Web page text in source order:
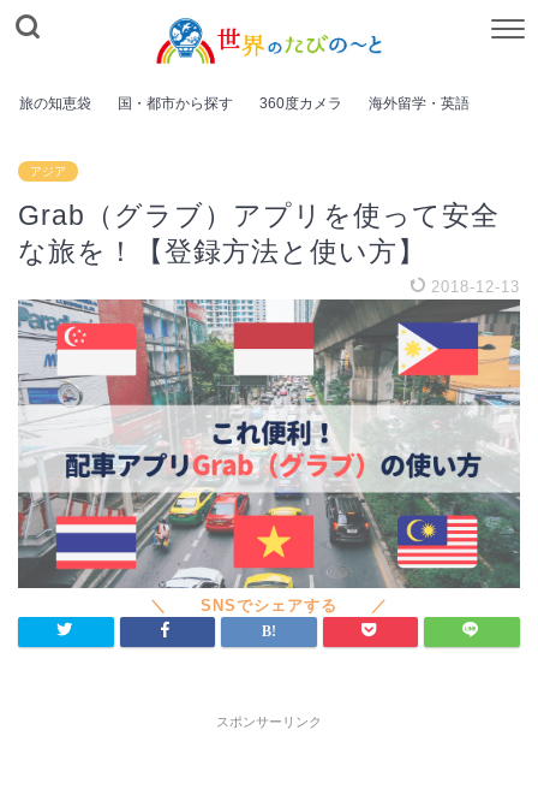
旅の知恵袋 国・都市から探す 360度カメラ 海外留学・英語
アジア
Grab（グラブ）アプリを使って安全
な旅を！【登録方法と使い方】
2018-12-13
スポンサーリンク